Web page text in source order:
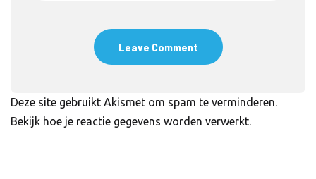
Deze site gebruikt Akismet om spam te verminderen.
Bekijk hoe je reactie gegevens worden verwerkt.